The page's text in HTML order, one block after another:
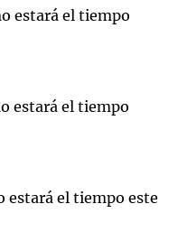
estará el tiempo
estará el tiempo
estará el tiempo este